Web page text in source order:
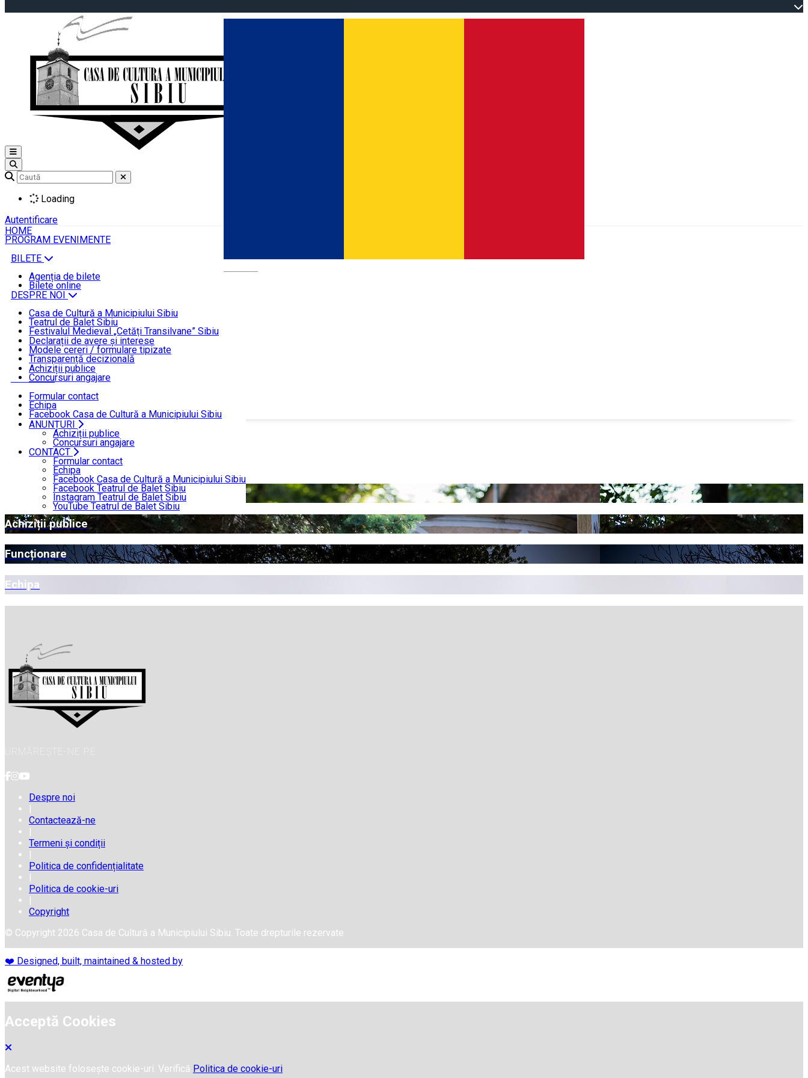
Open main menu
Loading
Autentificare
HOME
PROGRAM EVENIMENTE
BILETE
ȘTIRI
DESPRE NOI
INFORMAȚII DE INTERES PUBLIC
ANUNȚURI
CONTACT
Agenția de bilete
Bilete online
Casa de Cultură a Municipiului Sibiu
Teatrul de Balet Sibiu
Festivalul Medieval „Cetăți Transilvane” Sibiu
Funcționare
Declarații de avere și interese
Modele cereri / formulare tipizate
Transparență decizională
Achiziții publice
Concursuri angajare
Formular contact
Echipa
Facebook Casa de Cultură a Municipiului Sibiu
Facebook Teatrul de Balet Sibiu
Instagram Teatrul de Balet Sibiu
YouTube Teatrul de Balet Sibiu
ANUNȚURI
Achiziții publice
Concursuri angajare
CONTACT
Formular contact
Echipa
Facebook Casa de Cultură a Municipiului Sibiu
Facebook Teatrul de Balet Sibiu
Instagram Teatrul de Balet Sibiu
YouTube Teatrul de Balet Sibiu
Acasă DESPRE NOI
DESPRE NOI
Concursuri angajare
Achiziții publice
Funcționare
Echipa
URMĂREȘTE-NE PE
Despre noi
|
Contactează-ne
|
Termeni și condiții
|
Politica de confidențialitate
|
Politica de cookie-uri
|
Copyright
© Copyright 2026 Casa de Cultură a Municipiului Sibiu. Toate drepturile rezervate
❤️ Designed, built, maintained & hosted by
Acceptă Cookies
Acest website folosește cookie-uri. Verifică Politica de cookie-uri